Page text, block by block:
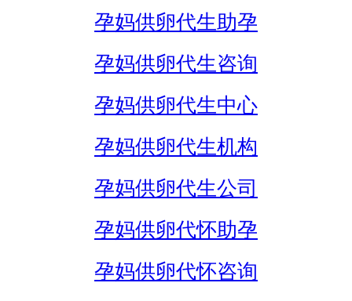
孕妈供卵代生助孕
孕妈供卵代生咨询
孕妈供卵代生中心
孕妈供卵代生机构
孕妈供卵代生公司
孕妈供卵代怀助孕
孕妈供卵代怀咨询